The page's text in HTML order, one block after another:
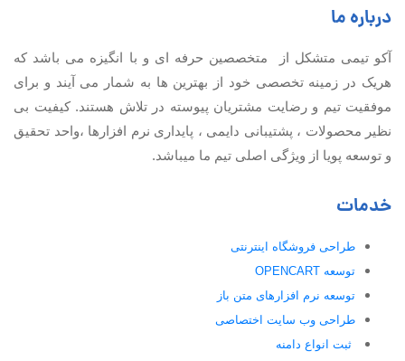
درباره ما
آكو تيمی متشکل از متخصصین حرفه ای و با انگیزه می باشد که
هریک در زمینه تخصصی خود از بهترین ها به شمار می آیند و برای
موفقیت تيم و رضایت مشتریان پیوسته در تلاش هستند. کیفیت بی
نظير محصولات ، پشتیبانی دايمی ، پایداری نرم افزارها ،واحد تحقیق
و توسعه پویا از ویژگی اصلی تیم ما میباشد.
خدمات
طراحی فروشگاه اینترنتی
توسعه OPENCART
توسعه نرم افزارهای متن باز
طراحی وب سایت اختصاصی
ثبت انواع دامنه